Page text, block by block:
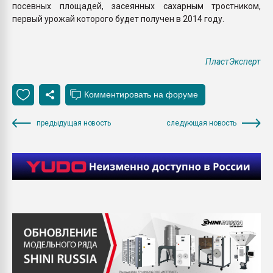
посевных площадей, засеянных сахарным тростником,
первый урожай которого будет получен в 2014 году.
ПластЭксперт
предыдущая новость следующая новость